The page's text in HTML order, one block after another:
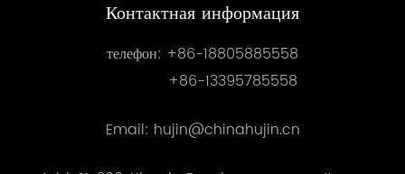
Контактная информация
телефон: +86-18805885558
+86-13395785558
Email: hujin@chinahujin.cn